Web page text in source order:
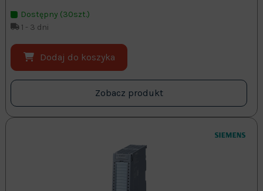
Dostępny (30szt.)
1 - 3 dni
Dodaj do koszyka
Zobacz produkt